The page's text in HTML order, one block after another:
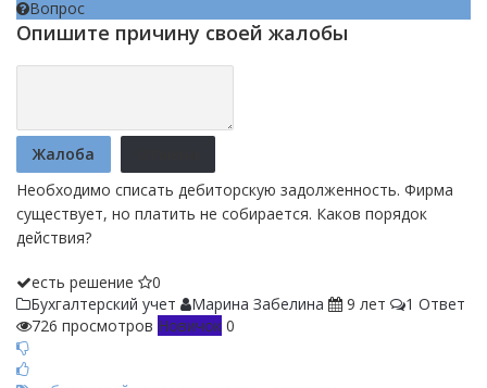
Вопрос
Опишите причину своей жалобы
Жалоба
Необходимо списать дебиторскую задолженность. Фирма
существует, но платить не собирается. Каков порядок
действия?
есть решение
0
Бухгалтерский учет
Марина Забелина 9 лет
1 Ответ
726 просмотров Новичок 0